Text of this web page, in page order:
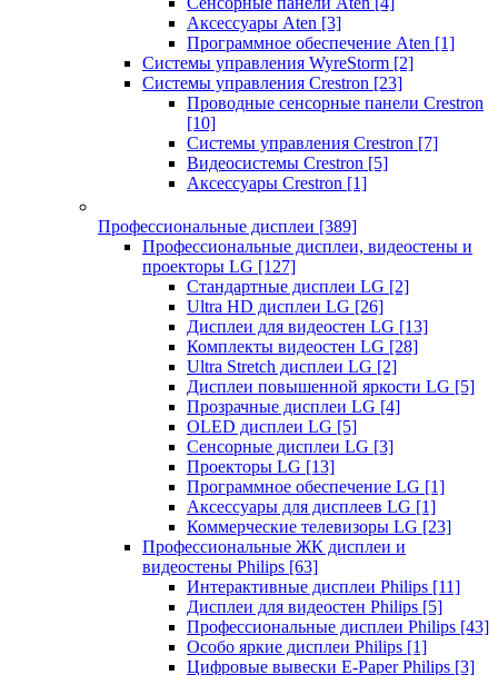
Аксессуары Aten [3]
Программное обеспечение Aten [1]
Системы управления WyreStorm [2]
Системы управления Crestron [23]
Проводные сенсорные панели Crestron
[10]
Системы управления Crestron [7]
Видеосистемы Crestron [5]
Аксессуары Crestron [1]
Профессиональные дисплеи [389]
Профессиональные дисплеи, видеостены и
проекторы LG [127]
Стандартные дисплеи LG [2]
Ultra HD дисплеи LG [26]
Дисплеи для видеостен LG [13]
Комплекты видеостен LG [28]
Ultra Stretch дисплеи LG [2]
Дисплеи повышенной яркости LG [5]
Прозрачные дисплеи LG [4]
OLED дисплеи LG [5]
Сенсорные дисплеи LG [3]
Проекторы LG [13]
Программное обеспечение LG [1]
Аксессуары для дисплеев LG [1]
Коммерческие телевизоры LG [23]
Профессиональные ЖК дисплеи и
видеостены Philips [63]
Интерактивные дисплеи Philips [11]
Дисплеи для видеостен Philips [5]
Профессиональные дисплеи Philips [43]
Особо яркие дисплеи Philips [1]
Цифровые вывески E-Paper Philips [3]